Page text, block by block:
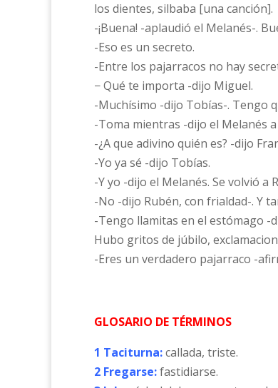
los dientes, silbaba [una canción].
-¡Buena! -aplaudió el Melanés-.
-Eso es un secreto.
-Entre los pajarracos no hay
− Qué te importa -dijo Miguel.
-Muchísimo -dijo Tobías-. Tengo
-Toma mientras -dijo el Melanés
-¿A que adivino quién es? -dijo
-Yo ya sé -dijo Tobías.
-Y yo -dijo el Melanés. Se volvió a
-No -dijo Rubén, con frialdad-. Y
-Tengo llamitas en el estómago -
Hubo gritos de júbilo,
-Eres un verdadero pajarraco -
GLOSARIO DE TÉRMINOS
1 Taciturna:callada, triste.
2 Fregarse:fastidiarse.